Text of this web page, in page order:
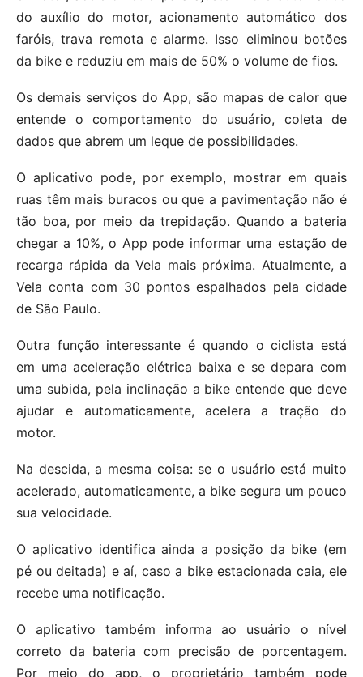
do auxílio do motor, acionamento automático dos
faróis, trava remota e alarme. Isso eliminou botões
da bike e reduziu em mais de 50% o volume de fios.
Os demais serviços do App, são mapas de calor que
entende o comportamento do usuário, coleta de
dados que abrem um leque de possibilidades.
O aplicativo pode, por exemplo, mostrar em quais
ruas têm mais buracos ou que a pavimentação não é
tão boa, por meio da trepidação. Quando a bateria
chegar a 10%, o App pode informar uma estação de
recarga rápida da Vela mais próxima. Atualmente, a
Vela conta com 30 pontos espalhados pela cidade
de São Paulo.
Outra função interessante é quando o ciclista está
em uma aceleração elétrica baixa e se depara com
uma subida, pela inclinação a bike entende que deve
ajudar e automaticamente, acelera a tração do
motor.
Na descida, a mesma coisa: se o usuário está muito
acelerado, automaticamente, a bike segura um pouco
sua velocidade.
O aplicativo identifica ainda a posição da bike (em
pé ou deitada) e aí, caso a bike estacionada caia, ele
recebe uma notificação.
O aplicativo também informa ao usuário o nível
correto da bateria com precisão de porcentagem.
Por meio do app, o proprietário também pode